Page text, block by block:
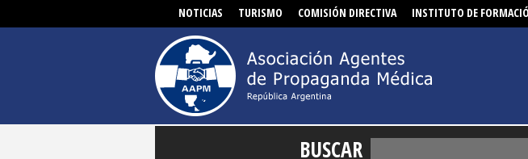
NOTICIAS TURISMO COMISIÓN DIRECTIVA INSTITUTO DE
BUSCAR